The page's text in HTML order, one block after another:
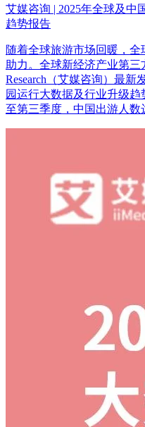
艾媒咨询 | 2025年全球及中
趋势报告
随着全球旅游市场回暖，
助力。全球新经济产业第
Research（艾媒咨询）最新
园运行大数据及行业升级
至第三季度，中国出游人数